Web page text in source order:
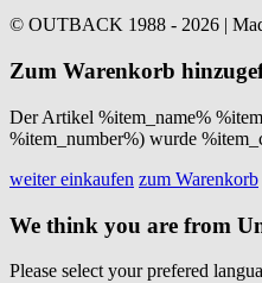
© OUTBACK 1988 - 2026 |
Zum Warenkorb
Der Artikel %item_name%
%item_number%) wurde
weiter einkaufen zum Warenkorb
We think you are from
Please select your prefered